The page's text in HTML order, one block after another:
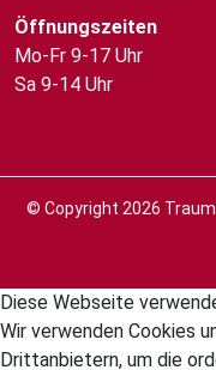
Öffnungszeiten
Mo-Fr 9-17 Uhr
Sa 9-14 Uhr
© Copyright 2026
Diese Webseite
Wir verwenden Cookies
Drittanbietern, um die